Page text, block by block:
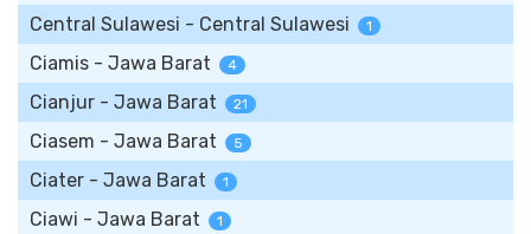
Central Sulawesi - Central Sulawesi 1
Ciamis - Jawa Barat 4
Cianjur - Jawa Barat 21
Ciasem - Jawa Barat 5
Ciater - Jawa Barat 1
Ciawi - Jawa Barat 1